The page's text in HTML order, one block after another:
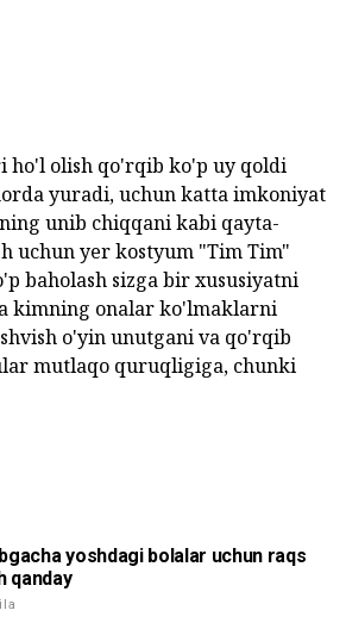
ho'l olish qo'rqib ko'p uy qoldi
yuradi, uchun katta imkoniyat
unib chiqqani kabi qayta-
uchun yer kostyum "Tim Tim"
baholash sizga bir xususiyatni
kimning onalar ko'lmaklarni
o'yin unutgani va qo'rqib
mutlaqo quruqligiga, chunki
yoshdagi bolalar uchun raqs
qanday